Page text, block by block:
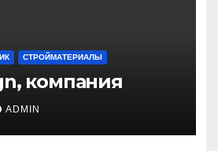
СТРОЙМАТЕРИАЛЫ
компания
ADMIN